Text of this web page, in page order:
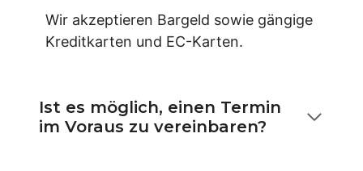
Wir akzeptieren Bargeld sowie gängige
Kreditkarten und EC-Karten.
Ist es möglich, einen Termin
im Voraus zu vereinbaren?